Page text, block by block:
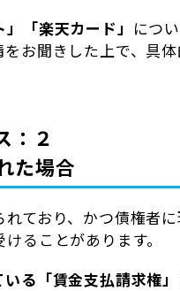
「楽天カード」 につ
お聞きした上で、具体
：２
た場合
ており、かつ債権者
ることがあります。
る「賃金支払請求権